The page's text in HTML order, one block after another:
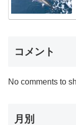
コメント
No comments to
月別